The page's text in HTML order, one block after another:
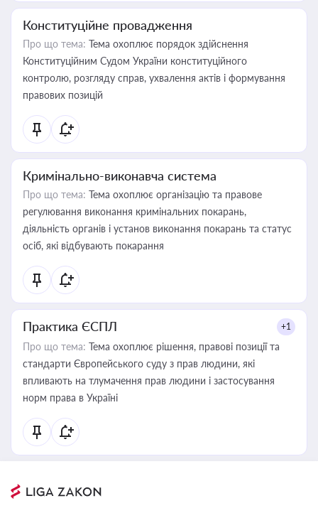
Конституційне провадження
Про що тема: Тема охоплює порядок здійснення
Конституційним Судом України конституційного
контролю, розгляду справ, ухвалення актів і формування
правових позицій
Кримінально-виконавча система
Про що тема: Тема охоплює організацію та правове
регулювання виконання кримінальних покарань,
діяльність органів і установ виконання покарань та статус
осіб, які відбувають покарання
Практика ЄСПЛ +1
Про що тема: Тема охоплює рішення, правові позиції та
стандарти Європейського суду з прав людини, які
впливають на тлумачення прав людини і застосування
норм права в Україні